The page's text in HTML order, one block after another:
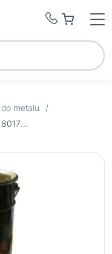
metalu
/
Farba Rafil Gruntoemalia Brązowy RAL 8017 półmat 5 l